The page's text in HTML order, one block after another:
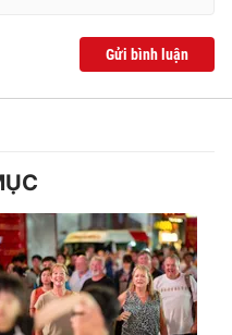
Gửi bình luận